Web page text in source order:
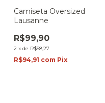
Camiseta Oversized
Lausanne
R$99,90
2 x de R$58,27
R$94,91 com Pix